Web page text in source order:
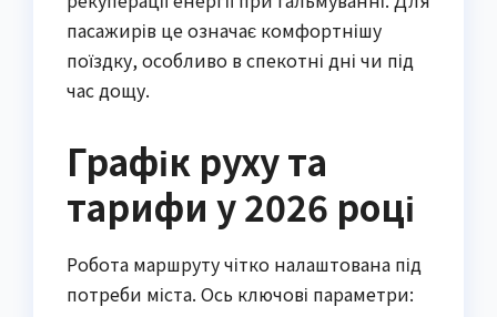
пасажирів це означає комфортнішу
поїздку, особливо в спекотні дні чи під
час дощу.
Графік руху та
тарифи у 2026 році
Робота маршруту чітко налаштована під
потреби міста. Ось ключові параметри: